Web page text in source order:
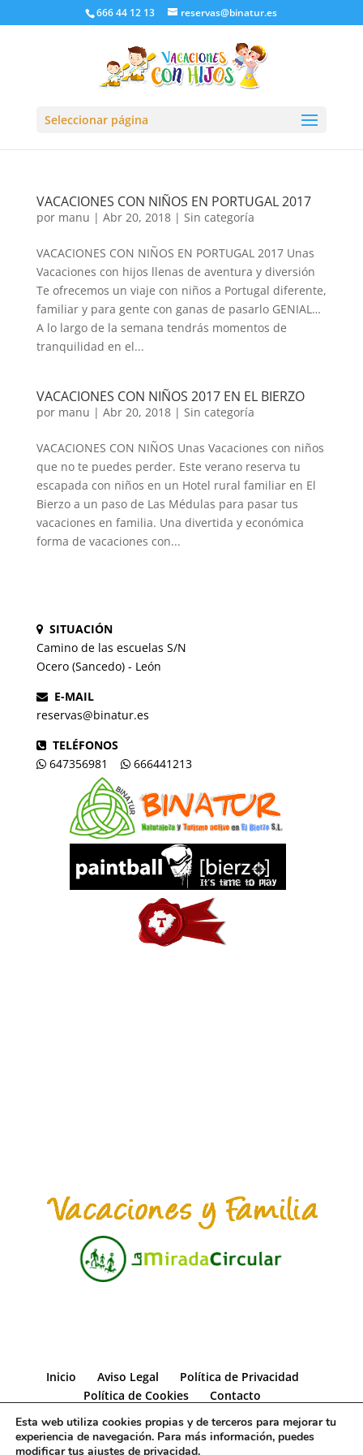
666 44 12 13 reservas@binatur.es
Seleccionar página
VACACIONES CON NIÑOS EN PORTUGAL 2017
por manu | Abr 20, 2018| Sin categoría
VACACIONES CON NIÑOS EN PORTUGAL 2017 Unas
Vacaciones con hijos llenas de aventura y diversión
Te ofrecemos un viaje con niños a Portugal diferente,
familiar y para gente con ganas de pasarlo GENIAL…
A lo largo de la semana tendrás momentos de
tranquilidad en el...
VACACIONES CON NIÑOS 2017 EN EL BIERZO
por manu | Abr 20, 2018| Sin categoría
VACACIONES CON NIÑOS Unas Vacaciones con niños
que no te puedes perder. Este verano reserva tu
escapada con niños en un Hotel rural familiar en El
Bierzo a un paso de Las Médulas para pasar tus
vacaciones en familia. Una divertida y económica
forma de vacaciones con...
SITUACIÓN
Camino de las escuelas S/N
Ocero (Sancedo) - León
E-MAIL
reservas@binatur.es
TELÉFONOS
647356981
666441213
Inicio Aviso Legal
Política de Privacidad
Política de Cookies
Contacto
Esta web utiliza cookies propias y de terceros para mejorar tu
experiencia de navegación. Para más información, puedes
modificar tus ajustes de privacidad.